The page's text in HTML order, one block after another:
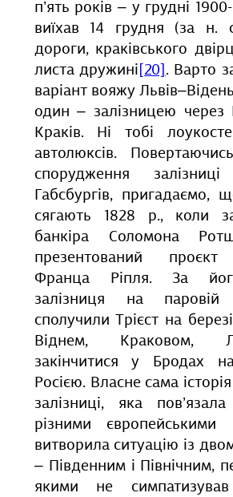
п’ять років ‒ у грудні
виїхав 14 грудня (за н.
дороги, краківського
листа дружині [20] . Варто
варіант вояжу
один ‒ залізницею
Краків. Ні тобі
автолюксів.
спорудження
Габсбургів, пригадаємо,
сягають 1828 р., коли
банкіра Соломона
презентований
Франца Ріпля. За
залізниця на
сполучили Трієст на
Віднем, Краковом,
закінчитися у Бродах
Росією. Власне сама історія
залізниці, яка
різними європейськими
витворила ситуацію із
‒ Південним і Північним,
якими не симпатизував